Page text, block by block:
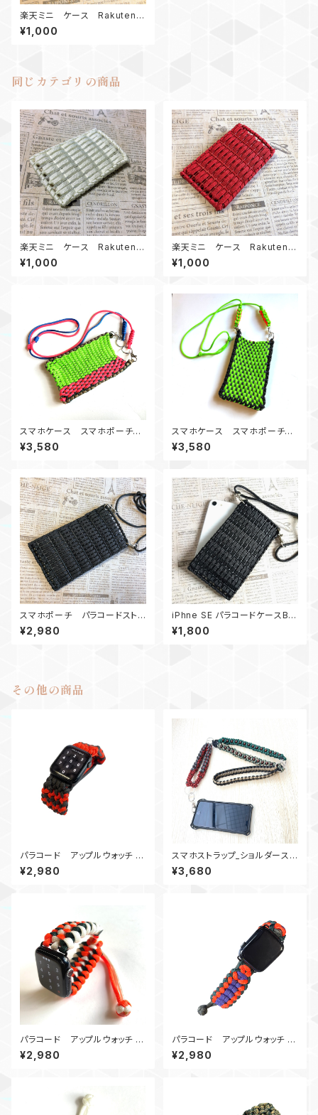
楽天ミニ ケース Rakuten
mini Paracord case B
¥1,000
同じカテゴリの商品
楽天ミニ ケース Rakuten
mini Paracord case W
¥1,000
楽天ミニ ケース Rakuten
mini Paracord case R
¥1,000
スマホケース スマホポーチ
パラコードストラップ付き ピン
ク＆グリーン&青＆白＆カーキ
¥3,580
スマホケース スマホポーチ
パラコードストラップ付き ピン
ク＆グリーン
¥3,580
スマホポーチ パラコードストラ
ップ付き 黒
¥2,980
iPhne SE パラコードケースBK
ストラップ付き
¥1,800
その他の商品
パラコード アップルウォッチ バ
ンド44_Conquistador2Colo
r_OG
¥2,980
スマホストラップ_ショルダースト
ラップ_28ウッドビーズ_緑赤カ
ーキグレー
¥3,680
パラコード アップルウォッチ バ
ンド44_MatedSnake_OGW
¥2,980
パラコード アップルウォッチ バ
ンド44_WideSanctified_PO
GOd
¥2,980